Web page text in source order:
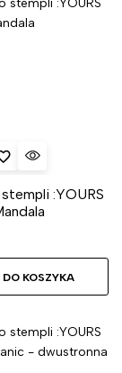
:YOURS
DO KOSZYKA